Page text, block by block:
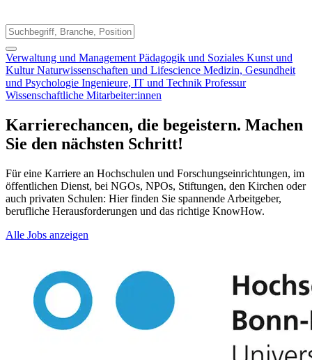
Verwaltung und Management Pädagogik und Soziales Kunst und
KulturNaturwissenschaften und Lifescience Medizin, Gesundheit
und Psychologie Ingenieure, IT und Technik Professur
Wissenschaftliche Mitarbeiter:innen
Karrierechancen, die begeistern. Machen
Sie den nächsten Schritt!
Für eine Karriere an Hochschulen und Forschungseinrichtungen, im
öffentlichen Dienst, bei NGOs, NPOs, Stiftungen, den Kirchen oder
auch privaten Schulen: Hier finden Sie spannende Arbeitgeber,
berufliche Herausforderungen und das richtige KnowHow.
Alle Jobs anzeigen